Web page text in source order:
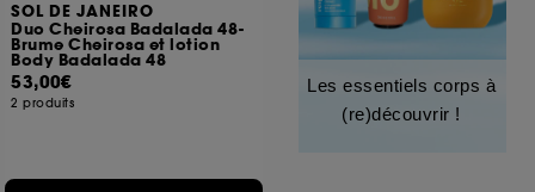
SOL DE JANEIRO
Duo Cheirosa Badalada 48-
Brume Cheirosa et lotion
Body Badalada 48
53,00€
2 produits
Les essentiels corps à
(re)découvrir !